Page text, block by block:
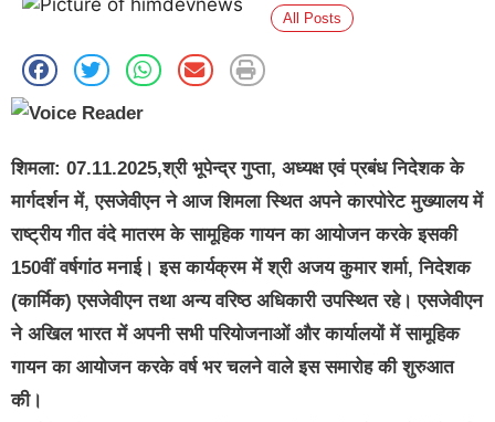
All Posts
शिमला: 07.11.2025,श्री भूपेन्द्र गुप्ता, अध्यक्ष एवं प्रबंध निदेशक के
मार्गदर्शन में, एसजेवीएन ने आज शिमला स्थित अपने कारपोरेट मुख्यालय में
राष्ट्रीय गीत वंदे मातरम के सामूहिक गायन का आयोजन करके इसकी
150वीं वर्षगांठ मनाई। इस कार्यक्रम में श्री अजय कुमार शर्मा, निदेशक
(कार्मिक) एसजेवीएन तथा अन्य वरिष्ठ अधिकारी उपस्थित रहे। एसजेवीएन
ने अखिल भारत में अपनी सभी परियोजनाओं और कार्यालयों में सामूहिक
गायन का आयोजन करके वर्ष भर चलने वाले इस समारोह की शुरुआत
की।